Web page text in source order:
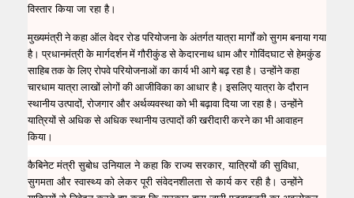
विस्तार किया जा रहा है।
मुख्यमंत्री ने कहा ऑल वेदर रोड परियोजना के अंतर्गत यात्रा मार्गों को सुगम बनाया गया
है। प्रधानमंत्री के मार्गदर्शन में गौरीकुंड से केदारनाथ धाम और गोविंदघाट से हेमकुंड
साहिब तक के लिए रोपवे परियोजनाओं का कार्य भी आगे बढ़ रहा है। उन्होंने कहा
चारधाम यात्रा लाखों लोगों की आजीविका का आधार है। इसलिए यात्रा के दौरान
स्थानीय उत्पादों, रोजगार और अर्थव्यवस्था को भी बढ़ावा दिया जा रहा है। उन्होंने
यात्रियों से अधिक से अधिक स्थानीय उत्पादों की खरीदारी करने का भी आवाहन
किया।
कैबिनेट मंत्री सुबोध उनियाल ने कहा कि राज्य सरकार, यात्रियों की सुविधा,
सुगमता और स्वास्थ्य को लेकर पूरी संवेदनशीलता से कार्य कर रही है। उन्होंने